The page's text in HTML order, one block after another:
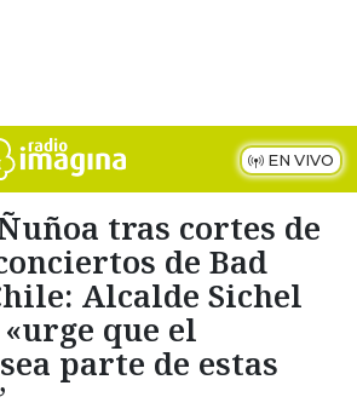
EN VIVO
tras cortes de
de Bad
Alcalde Sichel
que el
parte de estas